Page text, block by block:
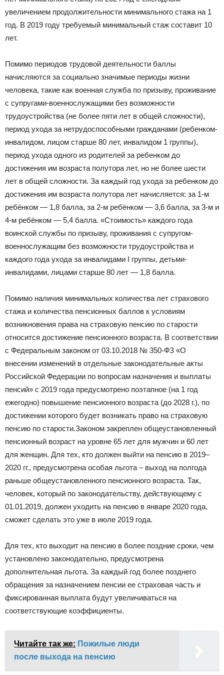
увеличением продолжительности минимального стажа на 1
год. В 2019 году требуемый минимальный стаж составит 10
лет.
Помимо периодов трудовой деятельности баллы
начисляются за социально значимые периоды жизни
человека, такие как военная служба по призыву, проживание
с супругами-военнослужащими без возможности
трудоустройства (не более пяти лет в общей сложности),
период ухода за нетрудоспособными гражданами (ребенком-
инвалидом, лицом старше 80 лет, инвалидом 1 группы),
период ухода одного из родителей за ребенком до
достижения им возраста полутора лет, но не более шести
лет в общей сложности. За каждый год ухода за ребенком до
достижения им возраста полутора лет начисляется: за 1-м
ребёнком — 1,8 балла, за 2-м ребёнком — 3,6 балла, за 3-м и
4-м ребёнком — 5,4 балла. «Стоимость» каждого года
воинской службы по призыву, проживания с супругом-
военнослужащим без возможности трудоустройства и
каждого года ухода за инвалидами I группы, детьми-
инвалидами, лицами старше 80 лет — 1,8 балла.
Помимо наличия минимальных количества лет страхового
стажа и количества пенсионных баллов к условиям
возникновения права на страховую пенсию по старости
относится достижение пенсионного возраста. В соответствии
с Федеральным законом от 03.10.2018 № 350-ФЗ «О
внесении изменений в отдельные законодательные акты
Российской Федерации по вопросам назначения и выплаты
пенсий» с 2019 года предусмотрено поэтапное (на 1 год
ежегодно) повышение пенсионного возраста (до 2028 г.), по
достижении которого будет возникать право на страховую
пенсию по старости.Законом закреплен общеустановленный
пенсионный возраст на уровне 65 лет для мужчин и 60 лет
для женщин. Для тех, кто должен выйти на пенсию в 2019–
2020 гг., предусмотрена особая льгота – выход на полгода
раньше общеустановленного пенсионного возраста. Так,
человек, который по законодательству, действующему с
01.01.2019, должен уходить на пенсию в январе 2020 года,
сможет сделать это уже в июле 2019 года.
Для тех, кто выходит на пенсию в более поздние сроки, чем
установлено законодательно, предусмотрена
дополнительная льгота. За каждый год более позднего
обращения за назначением пенсии ее страховая часть и
фиксированная выплата будут увеличиваться на
соответствующие коэффициенты.
Читайте так же: Пожилые люди
после выхода на пенсию